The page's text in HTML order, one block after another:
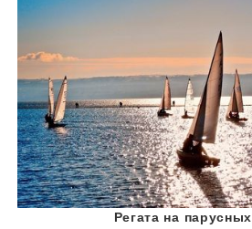
Регата на